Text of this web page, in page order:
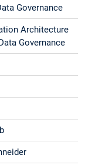
Governance
Architecture
Governance